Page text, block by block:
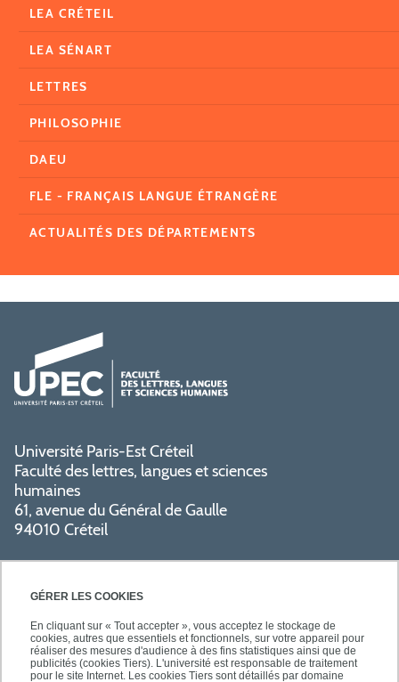
GÉRER LES COOKIES
En cliquant sur « Tout accepter », vous acceptez le stockage de
cookies, autres que essentiels et fonctionnels, sur votre appareil pour
réaliser des mesures d'audience à des fins statistiques ainsi que de
publicités (cookies Tiers). L'université est responsable de traitement
pour le site Internet. Les cookies Tiers sont détaillés par domaine
LEA CRÉTEIL
LEA SÉNART
LETTRES
PHILOSOPHIE
DAEU
FLE - FRANÇAIS LANGUE ÉTRANGÈRE
ACTUALITÉS DES DÉPARTEMENTS
Université Paris-Est Créteil
Faculté des lettres, langues et sciences
humaines
61, avenue du Général de Gaulle
94010 Créteil
PRATIQUE